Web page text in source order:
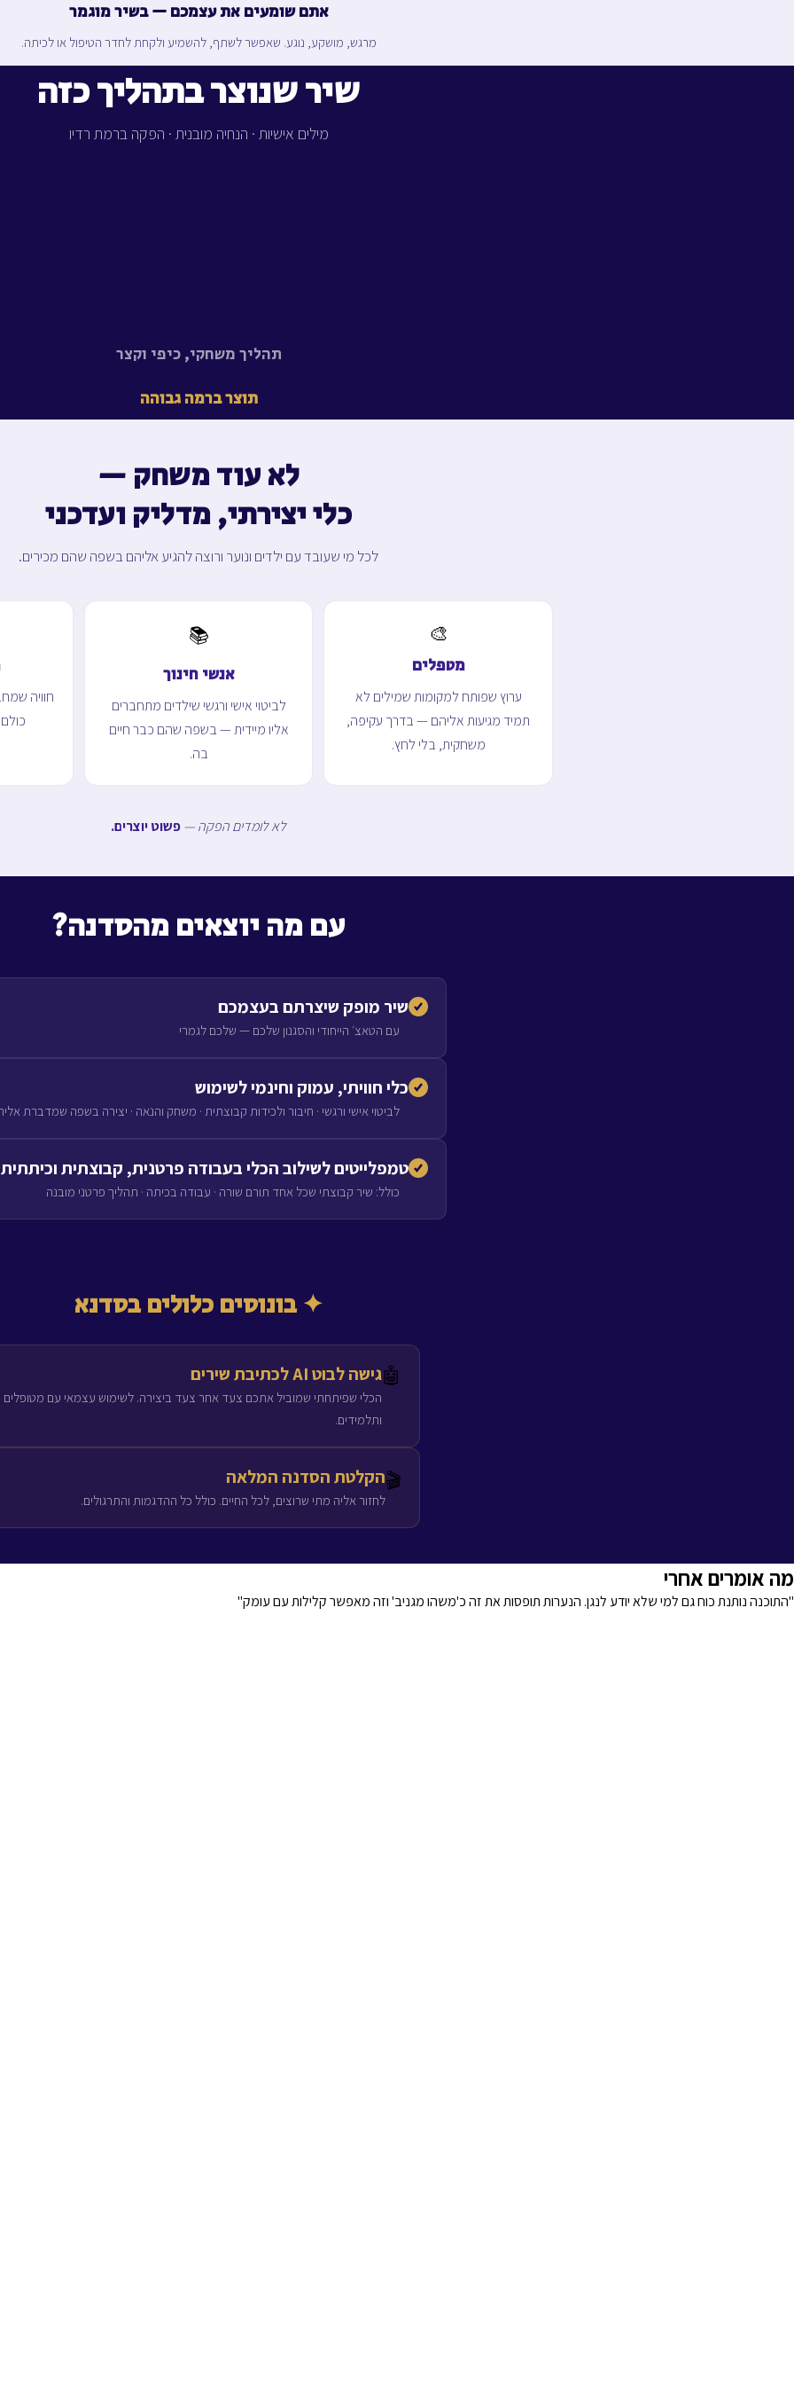
אתם שומעים את עצמכם — בשיר מוגמר
מרגש, מושקע, נוגע. שאפשר לשתף, להשמיע ולקחת לחדר הטיפול או לכיתה.
שיר שנוצר בתהליך כזה
מילים אישיות · הנחיה מובנית · הפקה ברמת רדיו
תהליך משחקי, כיפי וקצר
תוצר ברמה גבוהה
לא עוד משחק —
כלי יצירתי, מדליק ועדכני
לכל מי שעובד עם ילדים ונוער ורוצה להגיע אליהם בשפה שהם מכירים.
🎨
מטפלים
ערוץ שפותח למקומות שמילים לא
תמיד מגיעות אליהם — בדרך עקיפה,
משחקית, בלי לחץ.
📚
אנשי חינוך
לביטוי אישי ורגשי שילדים מתחברים
אליו מיידית — בשפה שהם כבר חיים
בה.
חוויה
לא לומדים הפקה — פשוט יוצרים.
עם מה יוצאים מהסדנה?
שיר מופק שיצרתם בעצמכם
עם הטאצ׳ הייחודי והסגנון שלכם — שלכם לגמרי
כלי חוויתי, עמוק וחינמי לשימוש
לביטוי אישי ורגשי · חיבור ולכידות קבוצתית · משחק והנאה · יצירה בשפה שמדברת
טמפלייטים לשילוב הכלי בעבודה פרטנית, קבוצתית וכיתתית
כולל: שיר קבוצתי שכל אחד תורם שורה · עבודה בכיתה · תהליך פרטני מובנה
✦ בונוסים כלולים בסדנא
🤖גישה לבוט AI לכתיבת שירים
הכלי שפיתחתי שמוביל אתכם צעד אחר צעד ביצירה. לשימוש עצמאי עם מטופלים
ותלמידים.
🎬הקלטת הסדנה המלאה
לחזור אליה מתי שרוצים, לכל החיים. כולל כל ההדגמות והתרגולים.
מה אומרים אחרי
"התוכנה נותנת כוח גם למי שלא יודע לנגן. הנערות תופסות את זה כ'משהו מגניב' וזה מאפשר קלילות עם עומק"